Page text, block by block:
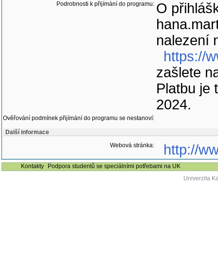
Podrobnosti k přijímání do programu: O
nalezení
https://
zašlete
Platbu je
2024.
Ověřování podmínek přijímání do programu se nestanoví:
Další informace
Webová stránka:
http://
Kontakty
Podpora studentů se speciálními potřebami na UK
Univerzita